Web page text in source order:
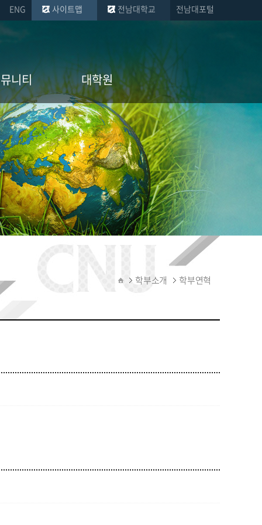
ENG 사이트맵 전남대학교 전남대포털
니티
항
보
시판
보게시판
보_
학
소개
대학원
경제학과
지역개발학과
학부소개 학부연혁